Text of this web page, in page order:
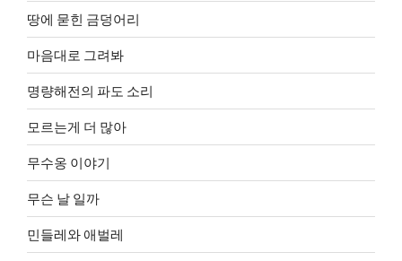
땅에 묻힌 금덩어리
마음대로 그려봐
명량해전의 파도 소리
모르는게 더 많아
무수옹 이야기
무슨 날 일까
민들레와 애벌레